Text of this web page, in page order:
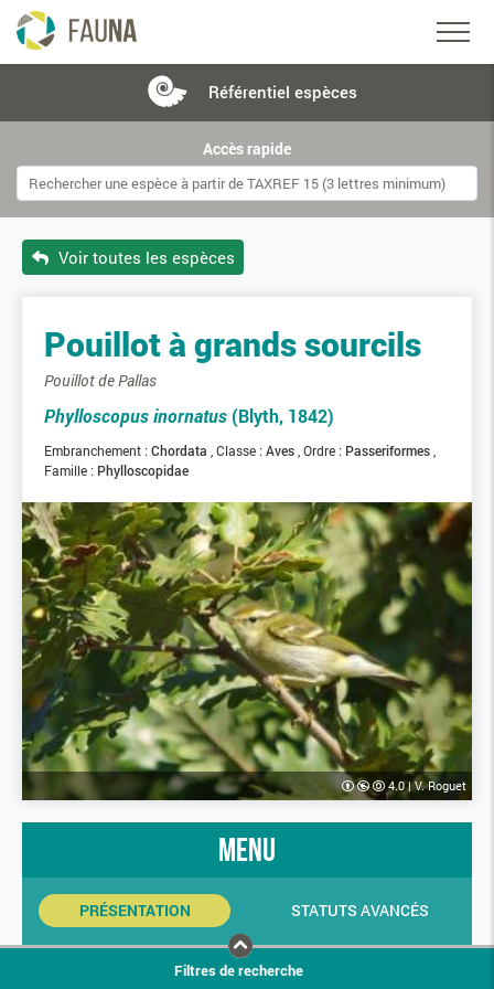
Référentiel espèces
Accès rapide
Voir toutes les espèces
Pouillot à grands sourcils
Pouillot de Pallas
Phylloscopus inornatus (Blyth, 1842)
Embranchement : Chordata Classe : Aves Ordre : Passeriformes
Famille : Phylloscopidae
4.0|V. Roguet
menu
PRÉSENTATION STATUTS AVANCÉS
INDICATEURS SINP
PHOTOS
Filtres de recherche